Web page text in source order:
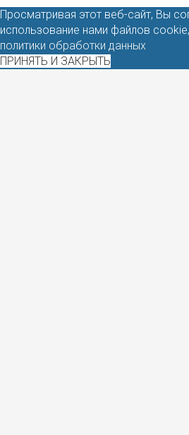
Просматривая этот веб-сайт, Вы
использование нами файлов
политики обработки данных
ПРИНЯТЬ И ЗАКРЫТЬ